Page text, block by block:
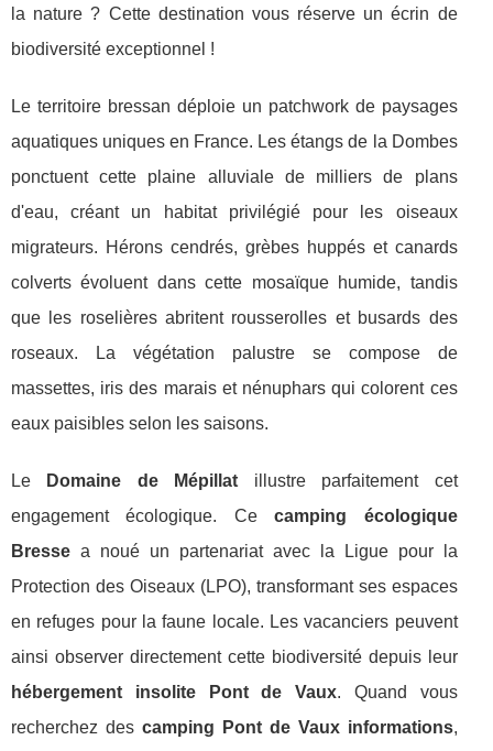
la nature ? Cette destination vous réserve un écrin de
biodiversité exceptionnel !
Le territoire bressan déploie un patchwork de paysages
aquatiques uniques en France. Les étangs de la Dombes
ponctuent cette plaine alluviale de milliers de plans
d'eau, créant un habitat privilégié pour les oiseaux
migrateurs. Hérons cendrés, grèbes huppés et canards
colverts évoluent dans cette mosaïque humide, tandis
que les roselières abritent rousserolles et busards des
roseaux. La végétation palustre se compose de
massettes, iris des marais et nénuphars qui colorent ces
eaux paisibles selon les saisons.
Le Domaine de Mépillat illustre parfaitement cet
engagement écologique. Cecamping écologique
Bresse a noué un partenariat avec la Ligue pour la
Protection des Oiseaux (LPO), transformant ses espaces
en refuges pour la faune locale. Les vacanciers peuvent
ainsi observer directement cette biodiversité depuis leur
hébergement insolite Pont de Vaux. Quand vous
recherchez des camping Pont de Vaux informations,